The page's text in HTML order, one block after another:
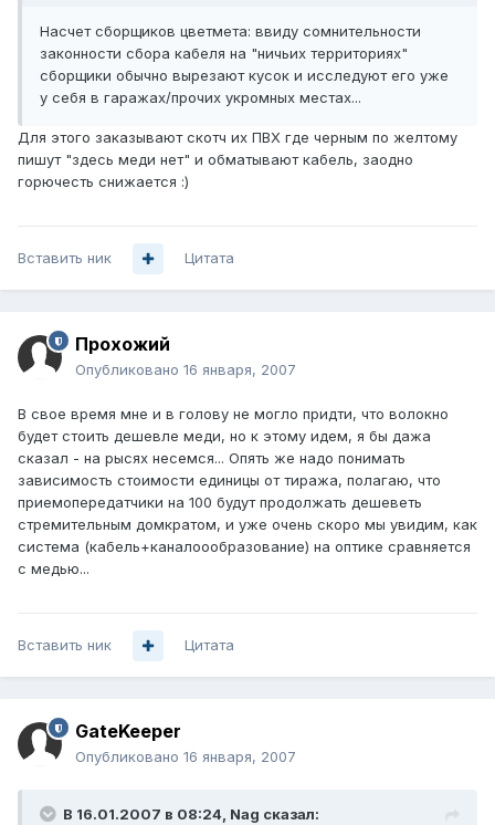
Насчет сборщиков цветмета: ввиду сомнительности
законности сбора кабеля на "ничьих территориях"
сборщики обычно вырезают кусок и исследуют его уже
у себя в гаражах/прочих укромных местах...
Для этого заказывают скотч их ПВХ где черным по желтому
пишут "здесь меди нет" и обматывают кабель, заодно
горючесть снижается :)
Вставить ник Цитата
Прохожий
Опубликовано 16 января, 2007
В свое время мне и в голову не могло придти, что волокно
будет стоить дешевле меди, но к этому идем, я бы дажа
сказал - на рысях несемся... Опять же надо понимать
зависимость стоимости единицы от тиража, полагаю, что
приемопередатчики на 100 будут продолжать дешеветь
стремительным домкратом, и уже очень скоро мы увидим, как
система (кабель+каналоообразование) на оптике сравняется
с медью...
Вставить ник Цитата
GateKeeper
Опубликовано 16 января, 2007
В 16.01.2007 в 08:24, Nag сказал: